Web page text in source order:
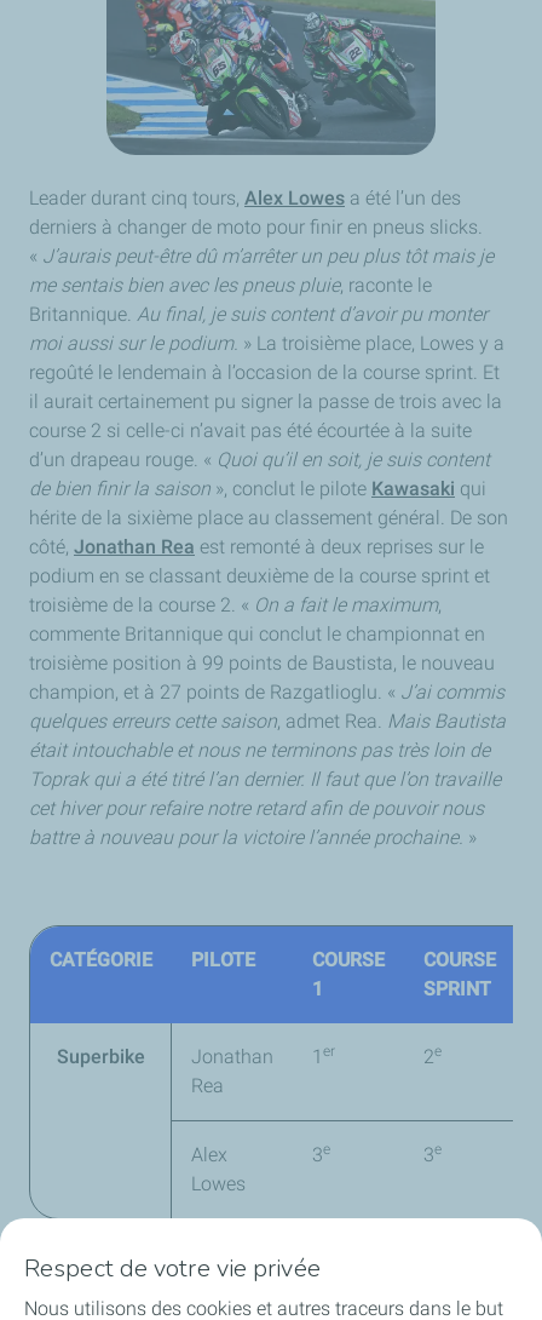
Leader durant cinq tours, Alex Lowes a été l’un des
derniers à changer de moto pour finir en pneus slicks.
« J’aurais peut-être dû m’arrêter un peu plus tôt mais je
me sentais bien avec les pneus pluie, raconte le
Britannique. Au final, je suis content d’avoir pu monter
moi aussi sur le podium. » La troisième place, Lowes y a
regoûté le lendemain à l’occasion de la course sprint. Et
il aurait certainement pu signer la passe de trois avec la
course 2 si celle-ci n’avait pas été écourtée à la suite
d’un drapeau rouge. « Quoi qu’il en soit, je suis content
de bien finir la saison », conclut le pilote Kawasaki qui
hérite de la sixième place au classement général. De son
côté, Jonathan Rea est remonté à deux reprises sur le
podium en se classant deuxième de la course sprint et
troisième de la course 2. « On a fait le maximum,
commente Britannique qui conclut le championnat en
troisième position à 99 points de Baustista, le nouveau
champion, et à 27 points de Razgatlioglu. « J’ai commis
quelques erreurs cette saison, admet Rea. Mais Bautista
était intouchable et nous ne terminons pas très loin de
Toprak qui a été titré l’an dernier. Il faut que l’on travaille
cet hiver pour refaire notre retard afin de pouvoir nous
battre à nouveau pour la victoire l’année prochaine. »
CATÉGORIE PILOTE
COURSE
1
COURSE
SPRINT
Superbike
Jonathan
Rea
1 er 2e
Alex
Lowes
3e 3e
Respect de votre vie privée
Nous utilisons des cookies et autres traceurs dans le but